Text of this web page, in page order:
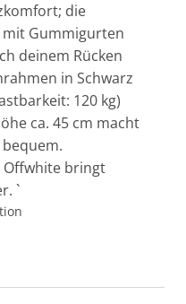
die
Gummigurten
deinem Rücken
in Schwarz
120 kg)
ca. 45 cm macht
Offwhite bringt
`